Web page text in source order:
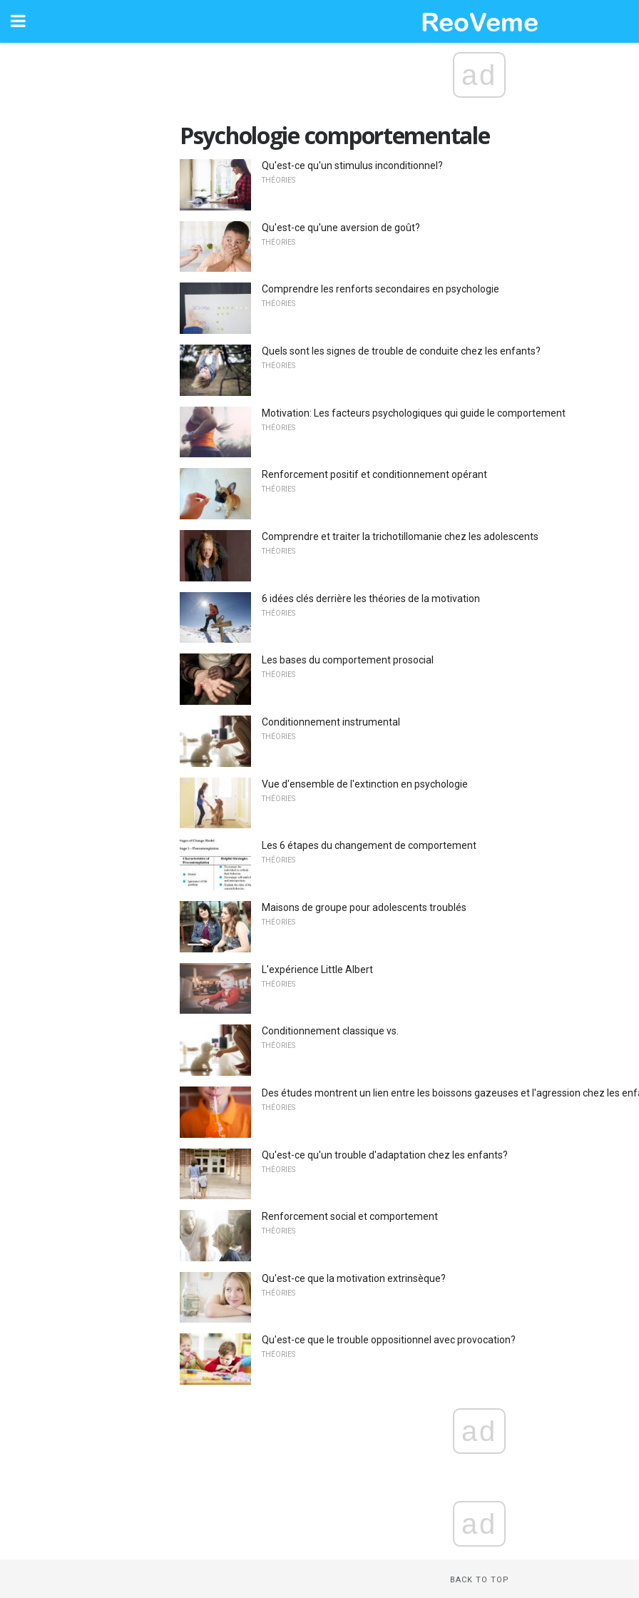
ad
Psychologie comportementale
Qu'est-ce qu'un stimulus inconditionnel?
THÉORIES
Qu'est-ce qu'une aversion de goût?
THÉORIES
Comprendre les renforts secondaires en psychologie
THÉORIES
Quels sont les signes de trouble de conduite chez les enfants?
THÉORIES
Motivation: Les facteurs psychologiques qui guide le comportement
THÉORIES
Renforcement positif et conditionnement opérant
THÉORIES
Comprendre et traiter la trichotillomanie chez les adolescents
THÉORIES
6 idées clés derrière les théories de la motivation
THÉORIES
Les bases du comportement prosocial
THÉORIES
Conditionnement instrumental
THÉORIES
Vue d'ensemble de l'extinction en psychologie
THÉORIES
Les 6 étapes du changement de comportement
THÉORIES
Maisons de groupe pour adolescents troublés
THÉORIES
L'expérience Little Albert
THÉORIES
Conditionnement classique vs.
THÉORIES
Des études montrent un lien entre les boissons gazeuses et l'agression chez les
THÉORIES
Qu'est-ce qu'un trouble d'adaptation chez les enfants?
THÉORIES
Renforcement social et comportement
THÉORIES
Qu'est-ce que la motivation extrinsèque?
THÉORIES
Qu'est-ce que le trouble oppositionnel avec provocation?
THÉORIES
ad
ad
BACK TO TOP